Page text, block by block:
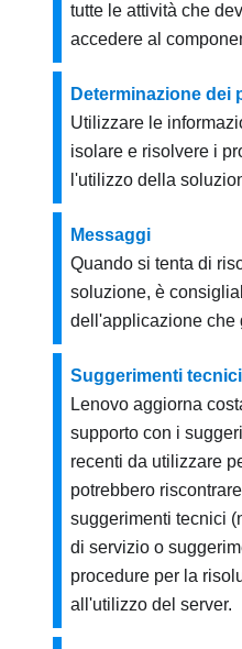
tutte le attività che
accedere al
Determinazione dei
Utilizzare le
isolare e risolvere i
l'utilizzo della
Messaggi
Quando si tenta di
soluzione, è
dell'applicazione che
Suggerimenti tecnici
Lenovo aggiorna
supporto con i
recenti da utilizzare
potrebbero
suggerimenti tecnici
di servizio o
procedure per la
all'utilizzo del server.